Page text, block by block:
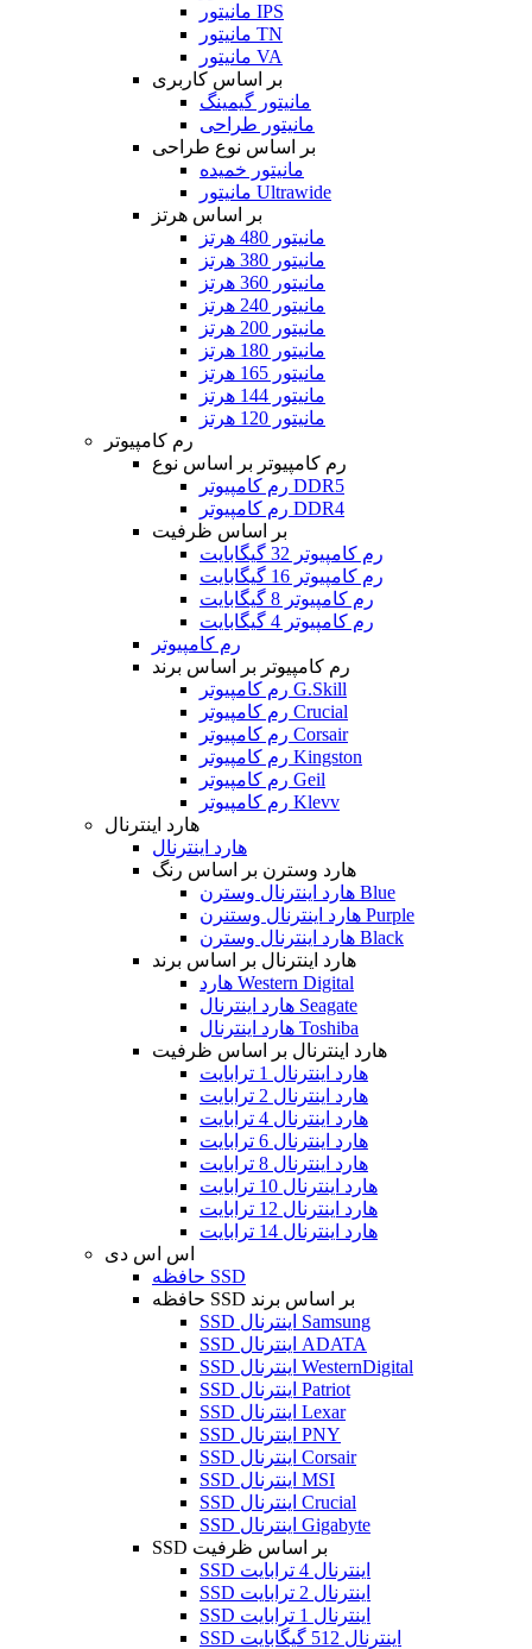
مانیتور IPS
مانیتور TN
مانیتور VA
بر اساس کاربری
مانیتور گیمینگ
مانیتور طراحی
بر اساس نوع طراحی
مانیتور خمیده
مانیتور Ultrawide
بر اساس هرتز
مانیتور 480 هرتز
مانیتور 380 هرتز
مانیتور 360 هرتز
مانیتور 240 هرتز
مانیتور 200 هرتز
مانیتور 180 هرتز
مانیتور 165 هرتز
مانیتور 144 هرتز
مانیتور 120 هرتز
رم کامپیوتر
رم کامپیوتر بر اساس نوع
رم کامپیوتر DDR5
رم کامپیوتر DDR4
بر اساس ظرفیت
رم کامپیوتر 32 گیگابایت
رم کامپیوتر 16 گیگابایت
رم کامپیوتر 8 گیگابایت
رم کامپیوتر 4 گیگابایت
رم کامپیوتر
رم کامپیوتر بر اساس برند
رم کامپیوتر G.Skill
رم کامپیوتر Crucial
رم کامپیوتر Corsair
رم کامپیوتر Kingston
رم کامپیوتر Geil
رم کامپیوتر Klevv
هارد اینترنال
هارد اینترنال
هارد وسترن بر اساس رنگ
هارد اینترنال وسترن Blue
هارد اینترنال وستنرن Purple
هارد اینترنال وسترن Black
هارد اینترنال بر اساس برند
هارد Western Digital
هارد اینترنال Seagate
هارد اینترنال Toshiba
هارد اینترنال بر اساس ظرفیت
هارد اینترنال 1 ترابایت
هارد اینترنال 2 ترابایت
هارد اینترنال 4 ترابایت
هارد اینترنال 6 ترابایت
هارد اینترنال 8 ترابایت
هارد اینترنال 10 ترابایت
هارد اینترنال 12 ترابایت
هارد اینترنال 14 ترابایت
اس اس دی
حافظه SSD
حافظه SSD بر اساس برند
SSD اینترنال Samsung
SSD اینترنال ADATA
SSD اینترنال WesternDigital
SSD اینترنال Patriot
SSD اینترنال Lexar
SSD اینترنال PNY
SSD اینترنال Corsair
SSD اینترنال MSI
SSD اینترنال Crucial
SSD اینترنال Gigabyte
SSD بر اساس ظرفیت
SSD اینترنال 4 ترابایت
SSD اینترنال 2 ترابایت
SSD اینترنال 1 ترابایت
SSD اینترنال 512 گیگابایت